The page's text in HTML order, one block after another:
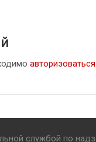
авторизоваться.
службой по